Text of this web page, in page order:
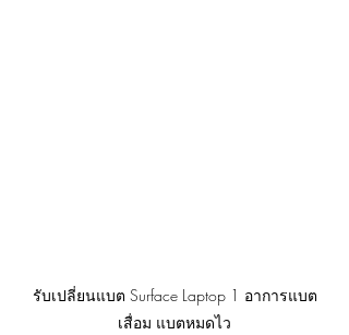
รับเปลี่ยนแบต Surface Laptop 1 อาการแบต
เสื่อม แบตหมดไว